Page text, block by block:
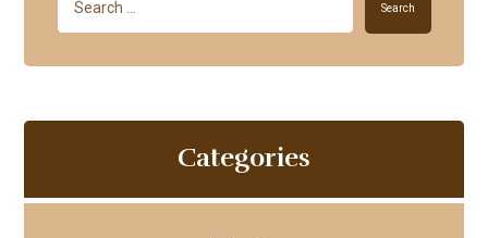
Search
Categories